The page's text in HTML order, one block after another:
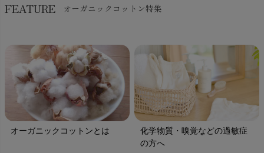
FEATURE オーガニックコットン特集
オーガニックコットンとは
化学物質・嗅覚などの過敏症
の方へ